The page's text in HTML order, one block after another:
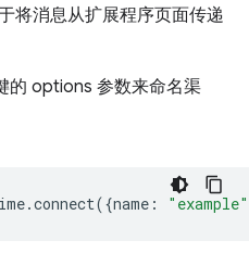
于将消息从扩展程序页面传递
的 options 参数来命名渠
.connect({name : "example"